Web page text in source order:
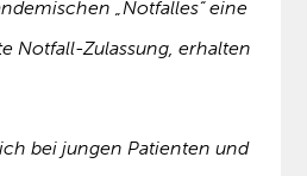
„Notfalles“ eine
Notfall-Zulassung, erhalten
bei jungen Patienten und